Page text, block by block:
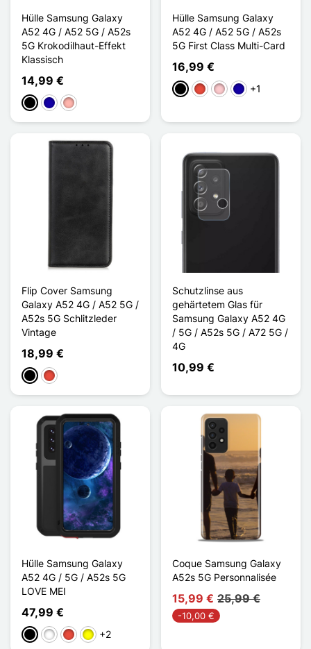
Hülle Samsung Galaxy
A52 4G / A52 5G / A52s
5G Krokodilhaut-Effekt
Klassisch
14,99 €
SchwarzDunkelblau
Roségold
Hülle Samsung Galaxy
A52 4G / A52 5G / A52s
5G First Class Multi-Card
16,99 €
Schwarz
Rot PinkDunkelblau
+1
Flip Cover Samsung
Galaxy A52 4G / A52 5G /
A52s 5G Schlitzleder
Vintage
18,99 €
Schwarz
Rot
Schutzlinse aus
gehärtetem Glas für
Samsung Galaxy A52 4G
/ 5G / A52s 5G / A72 5G /
4G
10,99 €
Hülle Samsung Galaxy
A52 4G / 5G / A52s 5G
LOVE MEI
47,99 €
Schwarz
WeißRot Gelb+2
Coque Samsung Galaxy
A52s 5G Personnalisée
15,99 € 25,99 €
-10,00 €